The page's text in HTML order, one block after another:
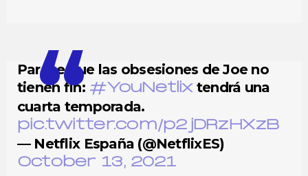
Parece que las obsesiones de Joe no
tienen fin: #YouNetlixtendrá una
cuarta temporada.
pic.twitter.com/p2jDRzHXzB
— Netflix España (@NetflixES)
October 13, 2021